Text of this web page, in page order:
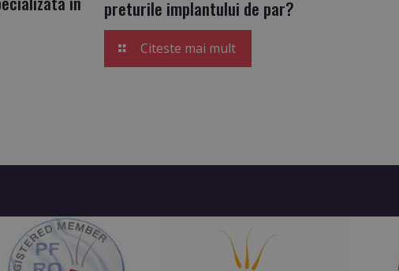
preturile implantului de par?
Citeste mai mult